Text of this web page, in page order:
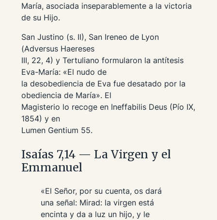
María, asociada inseparablemente a la victoria
de su Hijo.
San Justino (s. II), San Ireneo de Lyon
(Adversus Haereses
III, 22, 4) y Tertuliano formularon la antítesis
Eva-María: «El nudo de
la desobediencia de Eva fue desatado por la
obediencia de María». El
Magisterio lo recoge en Ineffabilis Deus(Pío IX,
1854) y en
Lumen Gentium 55.
Isaías 7,14 — La Virgen y el
Emmanuel
«El Señor, por su cuenta, os dará
una señal: Mirad: la virgen está
encinta y da a luz un hijo, y le